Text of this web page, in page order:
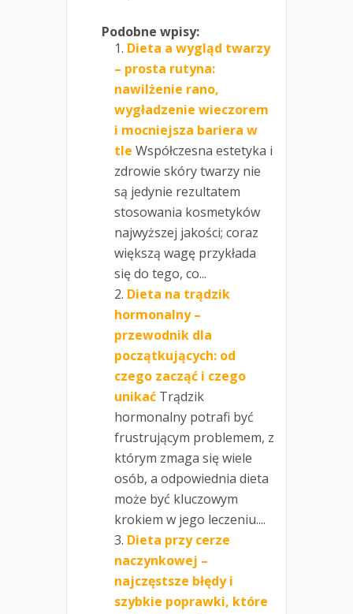
Podobne wpisy:
Dieta a wygląd twarzy
– prosta rutyna:
nawilżenie rano,
wygładzenie wieczorem
i mocniejsza bariera w
tle Współczesna estetyka i
zdrowie skóry twarzy nie
są jedynie rezultatem
stosowania kosmetyków
najwyższej jakości; coraz
większą wagę przykłada
się do tego, co...
Dieta na trądzik
hormonalny –
przewodnik dla
początkujących: od
czego zacząć i czego
unikać Trądzik
hormonalny potrafi być
frustrującym problemem, z
którym zmaga się wiele
osób, a odpowiednia dieta
może być kluczowym
krokiem w jego leczeniu....
Dieta przy cerze
naczynkowej –
najczęstsze błędy i
szybkie poprawki, które